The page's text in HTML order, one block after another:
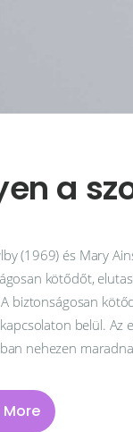
a
(1969) és Mary
kötődőt,
biztonságosan
belül. Az
nehezen
More